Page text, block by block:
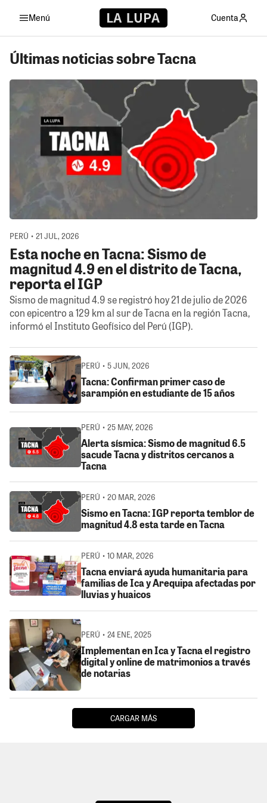
Menú Cuenta
Últimas noticias sobre Tacna
PERÚ • 21 JUL, 2026
Esta noche en Tacna: Sismo de
magnitud 4.9 en el distrito de Tacna,
reporta el IGP
Sismo de magnitud 4.9 se registró hoy 21 de julio de 2026
con epicentro a 129 km al sur de Tacna en la región Tacna,
informó el Instituto Geofísico del Perú (IGP).
PERÚ • 5 JUN, 2026
Tacna: Confirman primer caso de
sarampión en estudiante de 15 años
PERÚ • 25 MAY, 2026
Alerta sísmica: Sismo de magnitud 6.5
sacude Tacna y distritos cercanos a
Tacna
PERÚ • 20 MAR, 2026
Sismo en Tacna: IGP reporta temblor de
magnitud 4.8 esta tarde en Tacna
PERÚ • 10 MAR, 2026
Tacna enviará ayuda humanitaria para
familias de Ica y Arequipa afectadas por
lluvias y huaicos
PERÚ • 24 ENE, 2025
Implementan en Ica y Tacna el registro
digital y online de matrimonios a través
de notarias
CARGAR MÁS